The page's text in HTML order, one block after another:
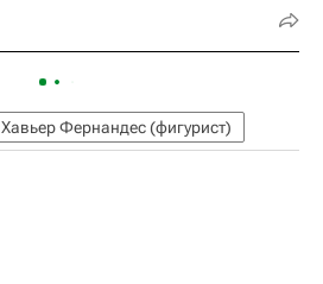
Хавьер Фернандес (фигурист)